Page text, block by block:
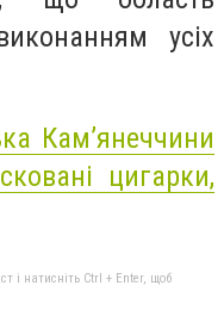
усіх
Кам’янеччини
цигарки,
і натисніть Ctrl + Enter, щоб